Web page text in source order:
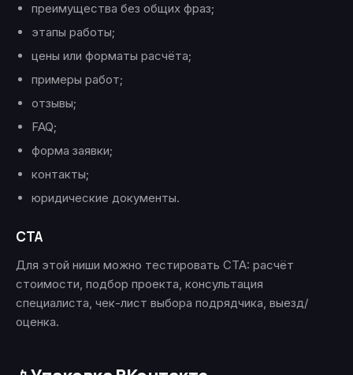
преимущества без общих фраз;
этапы работы;
цены или форматы расчёта;
примеры работ;
отзывы;
FAQ;
форма заявки;
контакты;
юридические документы.
CTA
Для этой ниши можно тестировать CTA: расчёт
стоимости, подбор проекта, консультация
специалиста, чек-лист выбора подрядчика, выезд/
оценка.